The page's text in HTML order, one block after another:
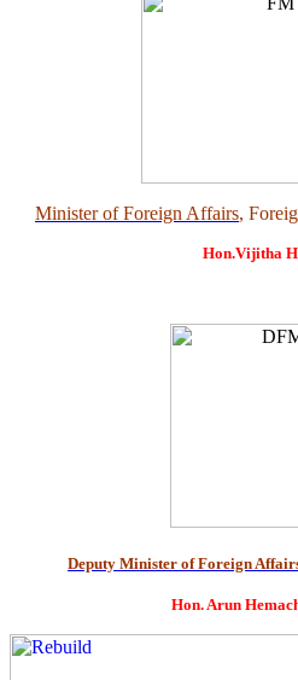
Minister of Foreign Affairs,
Hon.Vijitha
Deputy Minister of Foreign
Hon. Arun